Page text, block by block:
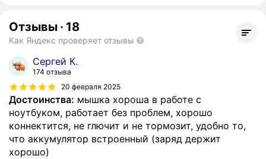
Отзывы · 18
Как Яндекс проверяет отзывы
Сергей К.
174 отзыва
20 февраля 2025
Достоинства: мышка хороша в работе с
ноутбуком, работает без проблем, хорошо
коннектится, не глючит и не тормозит, удобно то,
что аккумулятор встроенный (заряд держит
хорошо)